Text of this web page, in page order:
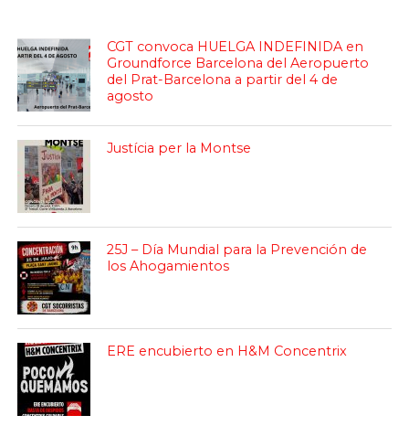
CGT convoca HUELGA INDEFINIDA en
Groundforce Barcelona del Aeropuerto
del Prat-Barcelona a partir del 4 de
agosto
Justícia per la Montse
25J – Día Mundial para la Prevención de
los Ahogamientos
ERE encubierto en H&M Concentrix